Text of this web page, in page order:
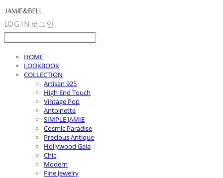
LOG IN 로그인
HOME
LOOKBOOK
COLLECTION
Artisan 925
High End Touch
Vintage Pop
Antoinette
SIMPLE JAMIE
Cosmic Paradise
Precious Antique
Hollywood Gala
Chic
Modern
Fine Jewelry